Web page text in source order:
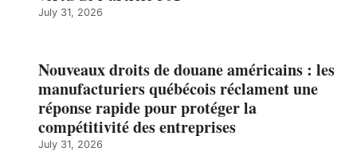
July 31, 2026
Nouveaux droits de douane américains : les
manufacturiers québécois réclament une
réponse rapide pour protéger la
compétitivité des entreprises
July 31, 2026